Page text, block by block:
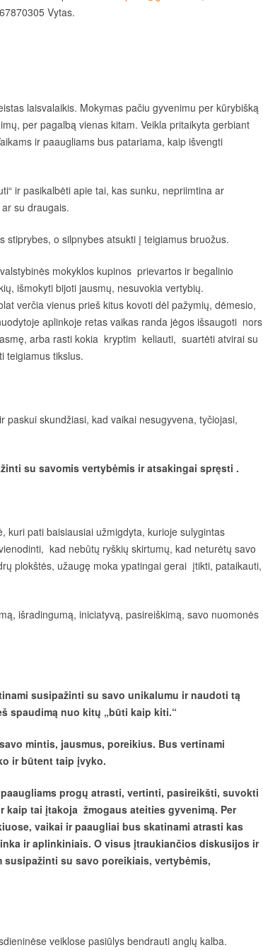
Vytas.
laisvalaikis. Mokymas pačiu gyvenimu per kūrybišką
per pagalbą vienas kitam. Veikla pritaikyta gerbiant
ir paaugliams bus patariama, kaip išvengti
ir pasikalbėti apie tai, kas sunku, nepriimtina ar
su draugais.
stiprybes, o silpnybes atsukti į teigiamus bruožus.
mokyklos kupinos prievartos ir begalinio
išmokyti bijoti jausmų, nesuvokia vertybių.
verčia vienus prieš kitus kovoti dėl pažymių, dėmesio,
aplinkoje retas vaikas randa jėgos išsaugoti nors
arba rasti kokia kryptim keliauti, suartėti atvirai su
teigiamus tikslus.
skundžiasi, kad vaikai nesugyvena, tyčiojasi,
su savomis vertybėmis ir atsakingai spręsti .
kuri pati baisiausiai užmigdyta, kurioje sulygintas
kad nebūtų ryškių skirtumų, kad neturėtų savo
plokštės, užaugę moka ypatingai gerai įtikti, pataikauti,
išradingumą, iniciatyvą, pasireiškimą, savo nuomonės
susipažinti su savo unikalumu ir naudoti tą
spaudimą nuo kitų „būti kaip kiti.“
mintis, jausmus, poreikius. Bus vertinami
ir būtent taip įvyko.
progų atrasti, vertinti, pasireikšti, suvokti
kaip tai įtakoja žmogaus ateities gyvenimą. Per
vaikai ir paaugliai bus skatinami atrasti kas
ir aplinkiniais. O visus įtraukiančios diskusijos ir
su savo poreikiais, vertybėmis,
veiklose pasiūlys bendrauti anglų kalba.